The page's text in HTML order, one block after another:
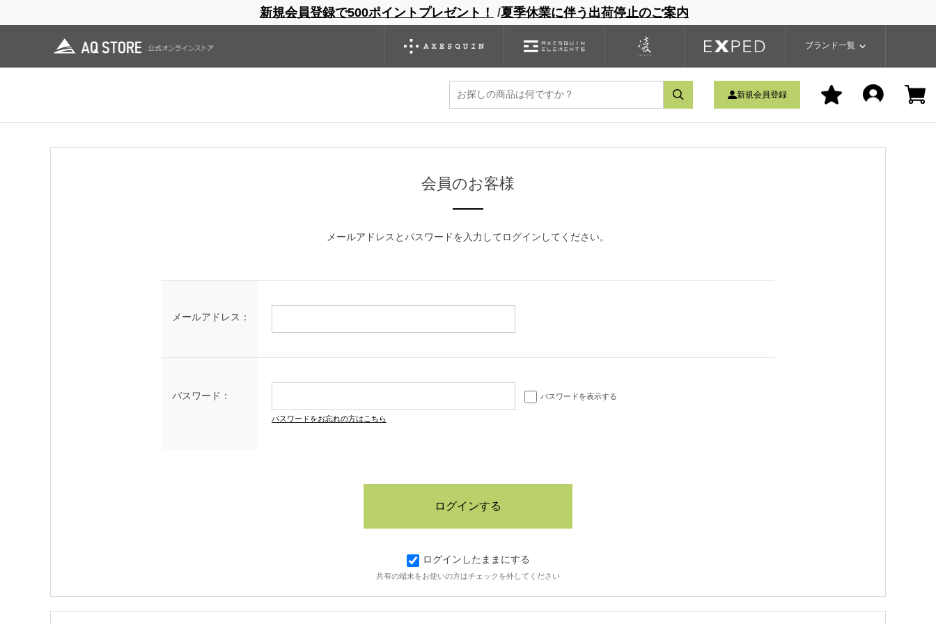
新規会員登録で500ポイントプレゼント！ /夏季休業に伴う出荷停止のご案内
ブランド一覧
ブランドサイト 商品一覧 ブランドサイト 商品一覧
新規会員登録
スリーピングマット バックパック グローブ シノギング アウトレット
ログイン
マイページから発行できます。
会員のお客様
メールアドレスとパスワードを入力してログインしてください。
メールアドレス：
パスワード： パスワードを表示する
パスワードをお忘れの方はこちら
ログインしたままにする
共有の端末をお使いの方はチェックを外してください